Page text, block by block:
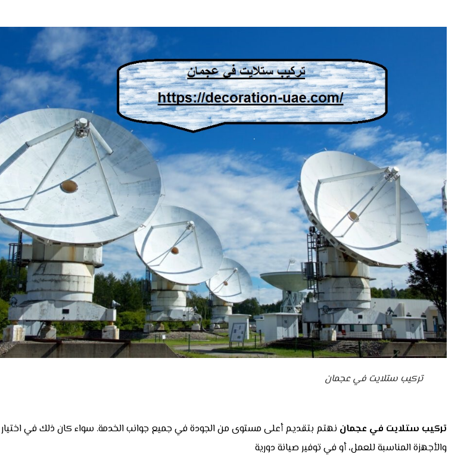
تركيب ستلايت في عجمان
تركيب ستلايت في عجمان نهتم بتقديم أعلى مستوى من الجودة في جميع جوانب الخدمة. سواء كان ذلك في اختيار
والأجهزة المناسبة للعمل، أو في توفير صيانة دورية